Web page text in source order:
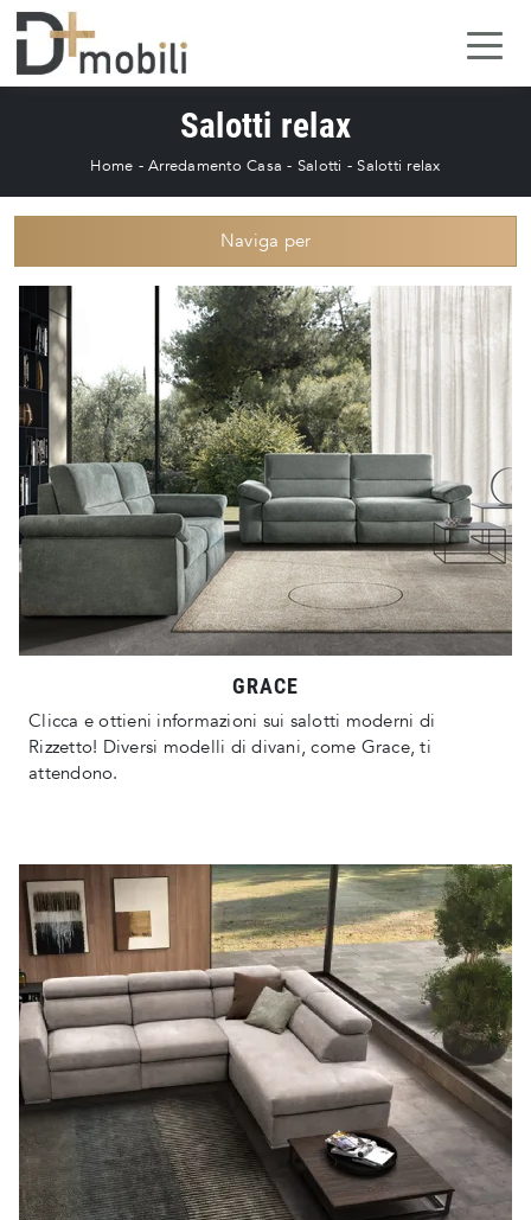
Salotti relax
Home -Arredamento Casa - Salotti - Salotti relax
Naviga per
GRACE
Clicca e ottieni informazioni sui salotti moderni di
Rizzetto! Diversi modelli di divani, come Grace, ti
attendono.